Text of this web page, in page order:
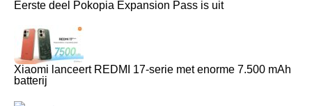
Eerste deel Pokopia Expansion Pass is uit
Xiaomi lanceert REDMI 17-serie met enorme 7.500 mAh
batterij